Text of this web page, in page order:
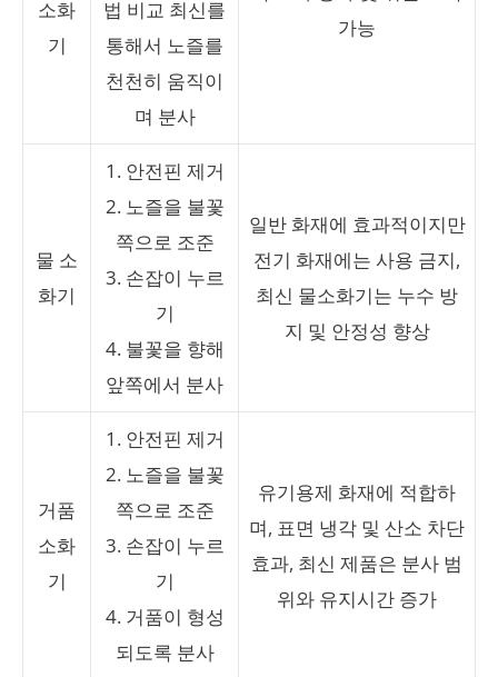
소화
기
법 비교 최신를
통해서 노즐를
천천히 움직이
며 분사
가능
물 소
화기
1. 안전핀 제거
2. 노즐을 불꽃
쪽으로 조준
3. 손잡이 누르
기
4. 불꽃을 향해
앞쪽에서 분사
일반 화재에 효과적이지만
전기 화재에는 사용 금지,
최신 물소화기는 누수 방
지 및 안정성 향상
거품
소화
기
1. 안전핀 제거
2. 노즐을 불꽃
쪽으로 조준
3. 손잡이 누르
기
4. 거품이 형성
되도록 분사
유기용제 화재에 적합하
며, 표면 냉각 및 산소 차단
효과, 최신 제품은 분사 범
위와 유지시간 증가